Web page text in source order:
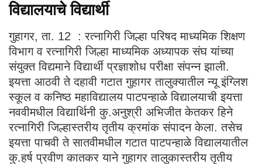
विद्यालयाचे विद्यार्थी
गुहागर, ता. 12 : रत्नागिरी जिल्हा परिषद माध्यमिक शिक्षण
विभाग व रत्नागिरी जिल्हा माध्यमिक अध्यापक संघ यांच्या
संयुक्त विद्यमाने विद्यार्थी प्रज्ञाशोध परीक्षा संपन्न झाली.
इयत्ता आठवी ते दहावी गटात गुहागर तालुक्यातील न्यू इंग्लिश
स्कूल व कनिष्ठ महाविद्यालय पाटपन्हाळे विद्यालयाची इयत्ता
नववीमधील विद्यार्थिनी कु.अनुश्री अभिजीत केतकर हिने
रत्नागिरी जिल्हास्तरीय तृतीय क्रमांक संपादन केला. तसेच
इयत्ता पाचवी ते सातवीमधील गटात पाटपन्हाळे विद्यालयातील
कु.हर्ष प्रवीण कातकर याने गुहागर तालुकास्तरीय तृतीय